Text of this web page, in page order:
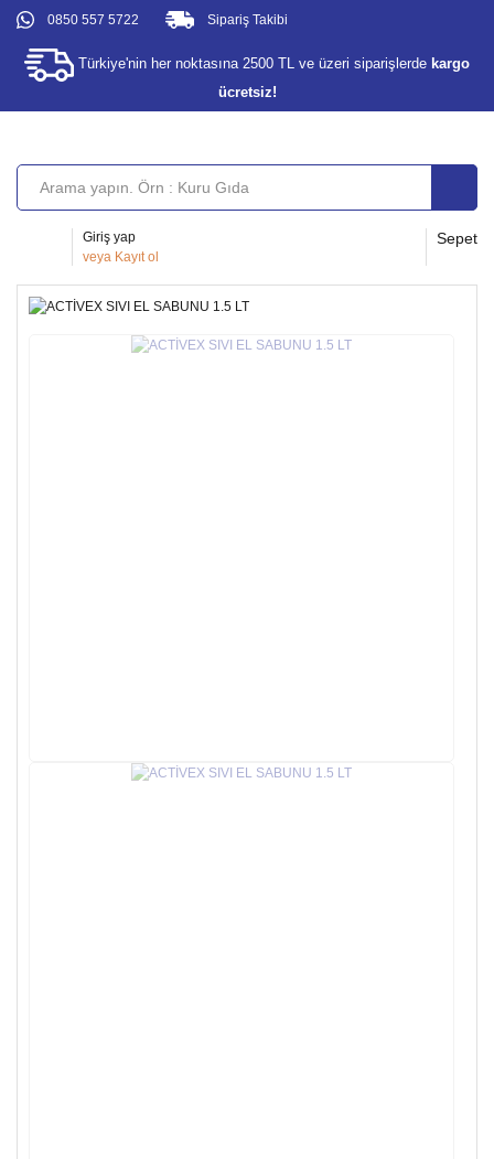
0850 557 5722
Türkiye'nin her noktasına 2500 TL ve üzeri siparişlerde kargo
ücretsiz!
Sipariş Takibi
Giriş yap
veya Kayıt ol
Sepet